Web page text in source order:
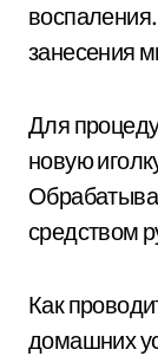
занесения
Для
новую
средством
Как
домашних